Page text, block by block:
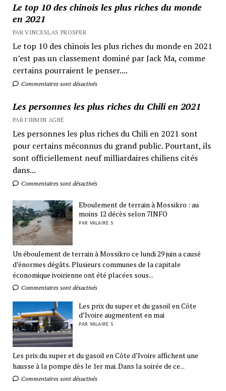
Le top 10 des chinois les plus riches du monde
en 2021
PAR VINCESLAS PROSPER
Le top 10 des chinois les plus riches du monde en 2021
n’est pas un classement dominé par Jack Ma, comme
certains pourraient le penser....
Commentaires sont désactivés
Les personnes les plus riches du Chili en 2021
PAR FIRMIN AGBÉ
Les personnes les plus riches du Chili en 2021 sont
pour certains méconnus du grand public. Pourtant, ils
sont officiellement neuf milliardaires chiliens cités
dans...
Commentaires sont désactivés
Eboulement de terrain à Mossikro : au
moins 12 décès selon 7INFO
PAR VALAIRE S
Un éboulement de terrain à Mossikro ce lundi 29 juin a causé
d’énormes dégâts. Plusieurs communes de la capitale
économique ivoirienne ont été placées sous...
Commentaires sont désactivés
Les prix du super et du gasoil en Côte
d’Ivoire augmentent en mai
PAR VALAIRE S
Les prix du super et du gasoil en Côte d’Ivoire affichent une
hausse à la pompe dès le 1er mai. Dans la soirée de ce...
Commentaires sont désactivés